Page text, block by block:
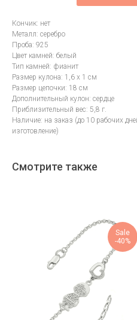
Кончик: нет
Металл: серебро
Проба: 925
Цвет камней: белый
Тип камней: фианит
Размер кулона: 1,6 х 1 см
Размер цепочки: 18 см
Дополнительный кулон: сердце
Приблизительный вес: 5,8 г.
Наличие: на заказ (до 10 рабочих
изготовление)
Смотрите также
Sale
-40%